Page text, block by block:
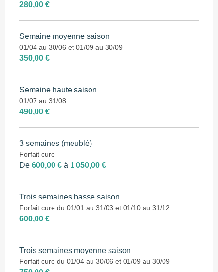
280,00 €
Semaine moyenne saison
01/04 au 30/06 et 01/09 au 30/09
350,00 €
Semaine haute saison
01/07 au 31/08
490,00 €
3 semaines (meublé)
Forfait cure
De 600,00 € à 1 050,00 €
Trois semaines basse saison
Forfait cure du 01/01 au 31/03 et 01/10 au 31/12
600,00 €
Trois semaines moyenne saison
Forfait cure du 01/04 au 30/06 et 01/09 au 30/09